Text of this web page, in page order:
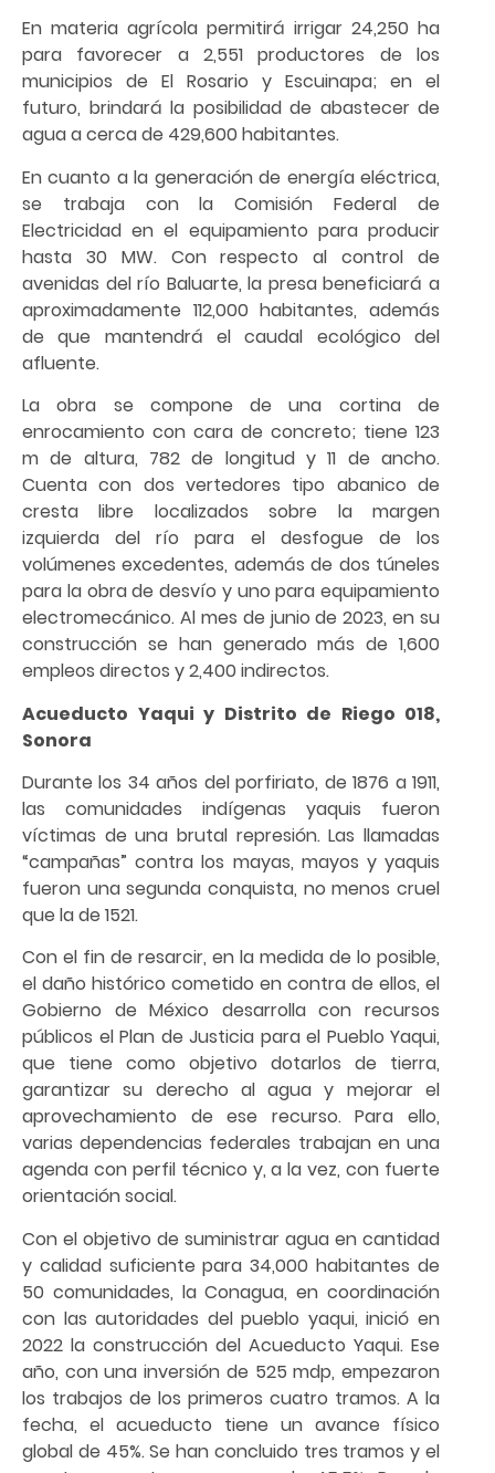
En materia agrícola permitirá irrigar 24,250 ha
para favorecer a 2,551 productores de los
municipios de El Rosario y Escuinapa; en el
futuro, brindará la posibilidad de abastecer de
agua a cerca de 429,600 habitantes.
En cuanto a la generación de energía eléctrica,
se trabaja con la Comisión Federal de
Electricidad en el equipamiento para producir
hasta 30 MW. Con respecto al control de
avenidas del río Baluarte, la presa beneficiará a
aproximadamente 112,000 habitantes, además
de que mantendrá el caudal ecológico del
afluente.
La obra se compone de una cortina de
enrocamiento con cara de concreto; tiene 123
m de altura, 782 de longitud y 11 de ancho.
Cuenta con dos vertedores tipo abanico de
cresta libre localizados sobre la margen
izquierda del río para el desfogue de los
volúmenes excedentes, además de dos túneles
para la obra de desvío y uno para equipamiento
electromecánico. Al mes de junio de 2023, en su
construcción se han generado más de 1,600
empleos directos y 2,400 indirectos.
Acueducto Yaqui y Distrito de Riego 018,
Sonora
Durante los 34 años del porfiriato, de 1876 a 1911,
las comunidades indígenas yaquis fueron
víctimas de una brutal represión. Las llamadas
“campañas” contra los mayas, mayos y yaquis
fueron una segunda conquista, no menos cruel
que la de 1521.
Con el fin de resarcir, en la medida de lo posible,
el daño histórico cometido en contra de ellos, el
Gobierno de México desarrolla con recursos
públicos el Plan de Justicia para el Pueblo Yaqui,
que tiene como objetivo dotarlos de tierra,
garantizar su derecho al agua y mejorar el
aprovechamiento de ese recurso. Para ello,
varias dependencias federales trabajan en una
agenda con perfil técnico y, a la vez, con fuerte
orientación social.
Con el objetivo de suministrar agua en cantidad
y calidad suficiente para 34,000 habitantes de
50 comunidades, la Conagua, en coordinación
con las autoridades del pueblo yaqui, inició en
2022 la construcción del Acueducto Yaqui. Ese
año, con una inversión de 525 mdp, empezaron
los trabajos de los primeros cuatro tramos. A la
fecha, el acueducto tiene un avance físico
global de 45%. Se han concluido tres tramos y el